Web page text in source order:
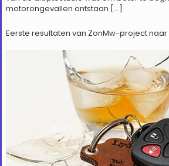
motorongevallen ontstaan […]
Eerste resultaten van ZonMw-project